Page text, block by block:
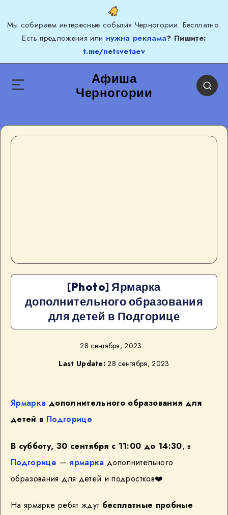
Мы собираем интересные события Черногории. Бесплатно.
Есть предложения или нужна реклама? Пишите:
t.me/netsvetaev
Афиша
Черногории
[Photo] Ярмарка
дополнительного образования
для детей в Подгорице
28 сентября, 2023
Last Update: 28 сентября, 2023
Ярмарка дополнительного образования для
детей в Подгорице
В субботу, 30 сентября c 11:00 до 14:30, в
Подгорице — ярмарка дополнительного
образования для детей и подростков❤️
На ярмарке ребят ждут бесплатные пробные